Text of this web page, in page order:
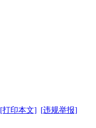
[打印本文] [违规举报]